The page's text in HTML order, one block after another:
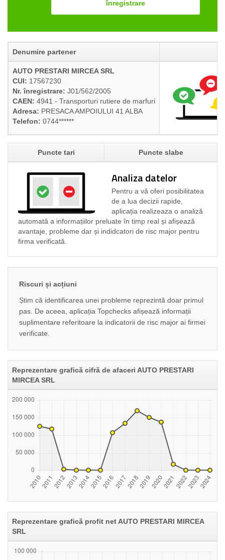
înregistrare
Denumire partener
AUTO PRESTARI MIRCEA SRL
CUI: 17567230
Nr. înregistrare: J01/562/2005
CAEN: 4941 - Transporturi rutiere de marfuri
Adresa: PRESACA AMPOIULUI 41 ALBA
Telefon: 0744******
Puncte tari Puncte slabe
Analiza datelor
Pentru a vă oferi posibilitatea
de a lua decizii rapide,
aplicația realizeaza o analiză
automată a informațiilor preluate în timp real și afișează
avantaje, probleme dar și indidcatori de risc major pentru
firma verificată.
Riscuri și acțiuni
Știm că identificarea unei probleme reprezintă doar primul
pas. De aceea, aplicația Topchecks afișează informații
suplimentare referitoare la indicatorii de risc major ai firmei
verificate.
Reprezentare grafică cifră de afaceri AUTO PRESTARI
MIRCEA SRL
Reprezentare grafică profit net AUTO PRESTARI MIRCEA
SRL